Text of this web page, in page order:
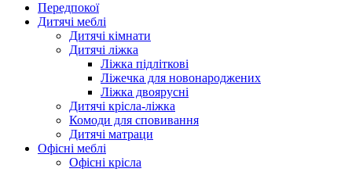
Передпокої
Дитячі меблі
Дитячі кімнати
Дитячі ліжка
Ліжка підліткові
Ліжечка для новонароджених
Ліжка двоярусні
Дитячі крісла-ліжка
Комоди для сповивання
Дитячі матраци
Офісні меблі
Офісні крісла